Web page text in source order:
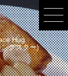
Hug
グスター)